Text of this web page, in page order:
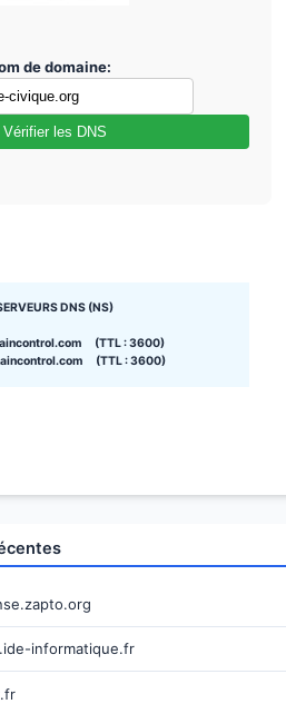
de domaine:
Vérifier les DNS
DNS (NS)
(TTL : 3600)
(TTL : 3600)
informatique.fr